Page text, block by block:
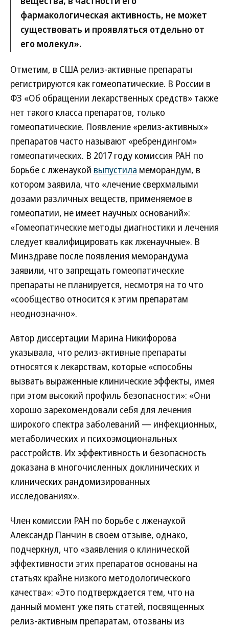
фармакологическая активность, не может
существовать и проявляться отдельно от
его молекул».
Отметим, в США релиз-активные препараты
регистрируются как гомеопатические. В России в
ФЗ «Об обращении лекарственных средств» также
нет такого класса препаратов, только
гомеопатические. Появление «релиз-активных»
препаратов часто называют «ребрендингом»
гомеопатических. В 2017 году комиссия РАН по
борьбе с лженаукой выпустила меморандум, в
котором заявила, что «лечение сверхмалыми
дозами различных веществ, применяемое в
гомеопатии, не имеет научных оснований»:
«Гомеопатические методы диагностики и лечения
следует квалифицировать как лженаучные». В
Минздраве после появления меморандума
заявили, что запрещать гомеопатические
препараты не планируется, несмотря на то что
«сообщество относится к этим препаратам
неоднозначно».
Автор диссертации Марина Никифорова
указывала, что релиз-активные препараты
относятся к лекарствам, которые «способны
вызвать выраженные клинические эффекты, имея
при этом высокий профиль безопасности»: «Они
хорошо зарекомендовали себя для лечения
широкого спектра заболеваний — инфекционных,
метаболических и психоэмоциональных
расстройств. Их эффективность и безопасность
доказана в многочисленных доклинических и
клинических рандомизированных
исследованиях».
Член комиссии РАН по борьбе с лженаукой
Александр Панчин в своем отзыве, однако,
подчеркнул, что «заявления о клинической
эффективности этих препаратов основаны на
статьях крайне низкого методологического
качества»: «Это подтверждается тем, что на
данный момент уже пять статей, посвященных
релиз-активным препаратам, отозваны из